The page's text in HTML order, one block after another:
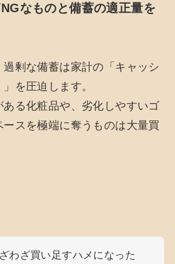
なものと備蓄の適正量を
剰な備蓄は家計の「キャッシ
を圧迫します。
る化粧品や、劣化しやすいゴ
ースを極端に奪うものは大量買
わざ買い足すハメになった